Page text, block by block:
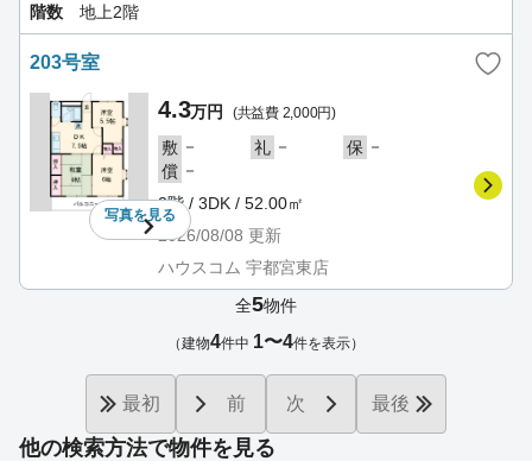
階数
地上2階
203号室
写真を見る
4.3万円 (共益費 2,000円)
敷 － 礼 － 保 －
償 －
2階 / 3DK / 52.00㎡
2026/08/08 更新
ハウスコム 宇都宮東店
他の検索方法で物件を見る
全5物件
（建物4件中 1〜4件を表示）
最初 前 次 最後